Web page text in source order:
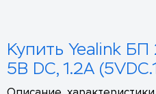
Купить Yealink
5В DC, 1.2A